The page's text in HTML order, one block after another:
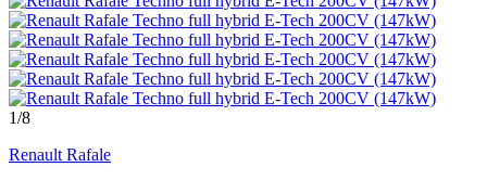
1/8
Renault Rafale